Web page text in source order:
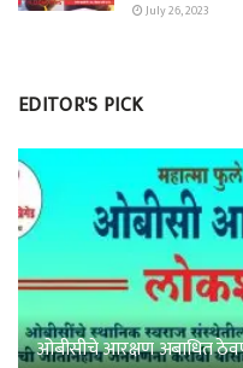
July 26, 2023
EDITOR'S PICK
ओबीसीचे आरक्षण अबाधित